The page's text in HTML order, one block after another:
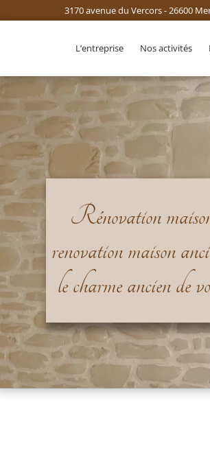
3170 avenue du Vercors - 26600
L’entreprise Nos activités
Rénovation
renovation maison
le charme ancien de